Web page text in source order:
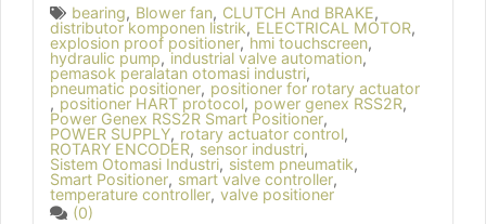
bearing, Blower fan, CLUTCH And BRAKE,
distributor komponen listrik, ELECTRICAL MOTOR,
explosion proof positioner, hmi touchscreen,
hydraulic pump, industrial valve automation,
pemasok peralatan otomasi industri,
pneumatic positioner, positioner for rotary actuator
, positioner HART protocol, power genex RSS2R,
Power Genex RSS2R Smart Positioner,
POWER SUPPLY, rotary actuator control,
ROTARY ENCODER, sensor industri,
Sistem Otomasi Industri, sistem pneumatik,
Smart Positioner, smart valve controller,
temperature controller, valve positioner
(0)